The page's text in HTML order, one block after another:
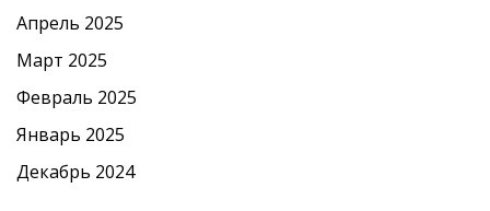
Апрель 2025
Март 2025
Февраль 2025
Январь 2025
Декабрь 2024